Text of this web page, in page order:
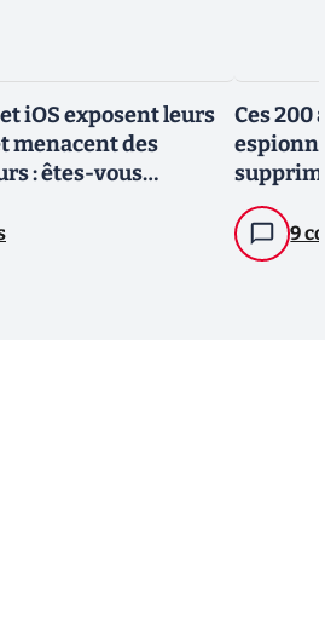
iOS exposent leurs
menacent des
: êtes-vous
Ces
9